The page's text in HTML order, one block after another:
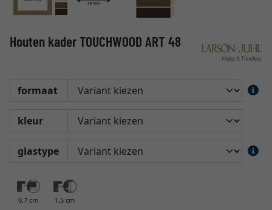
Houten kader TOUCHWOOD ART 48
formaat
kleur
glastype
0,7 cm 1,5 cm